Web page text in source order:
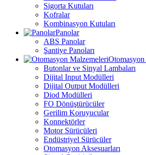
Sigorta Kutuları
Kofralar
Kombinasyon Kutuları
Panolar
ABS Panolar
Şantiye Panoları
Butonlar ve Sinyal Lambaları
Dijital Input Modülleri
Dijital Output Modülleri
Diod Modülleri
FO Dönüştürücüler
Gerilim Koruyucular
Konnektörler
Motor Sürücüleri
Endüstriyel Sürücüler
Otomasyon Aksesuarları